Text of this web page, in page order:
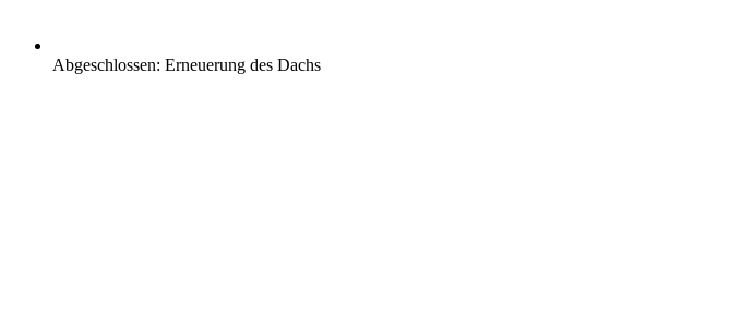
Abgeschlossen: Erneuerung des Dachs